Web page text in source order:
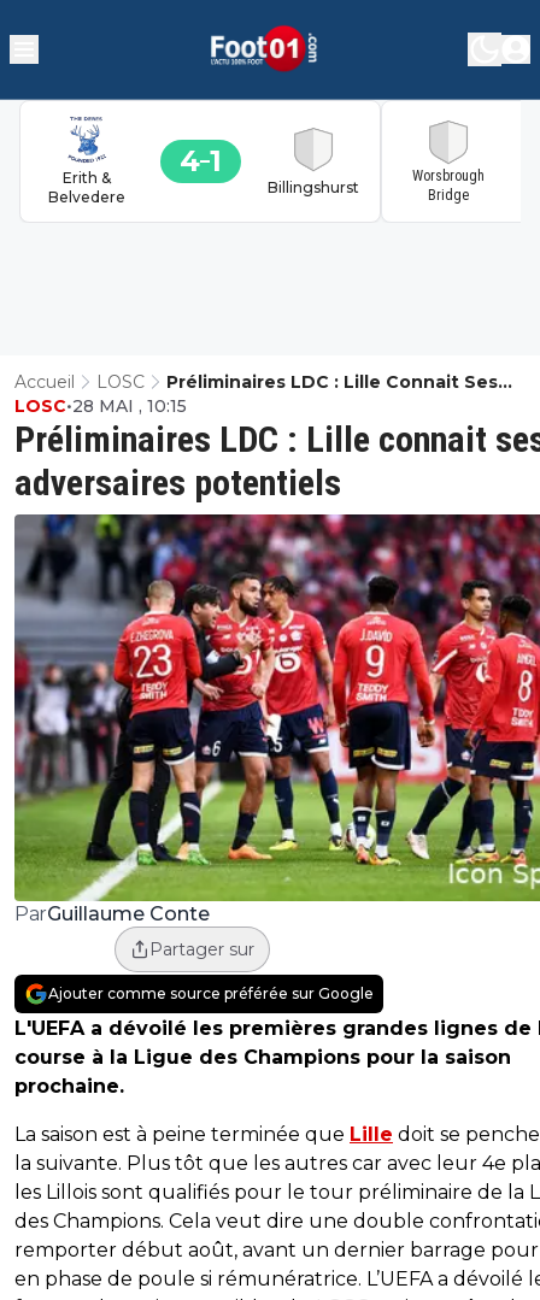
Erith &
Belvedere
4 1
Billingshurst
Worsbrough
Bridge
Accueil LOSC
Préliminaires LDC : Lille Connait Ses
Adversaires Potentiels
Préliminaires LDC : Lille connait
adversaires potentiels
LOSC•28 MAI , 10:15
ParGuillaume Conte
Partager sur
Ajouter comme source préférée sur Google
L'UEFA a dévoilé les premières grandes lignes de
course à la Ligue des Champions pour la saison
prochaine.
La saison est à peine terminée que Lille doit se
la suivante. Plus tôt que les autres car avec leur 4e
les Lillois sont qualifiés pour le tour préliminaire de la
des Champions. Cela veut dire une double
remporter début août, avant un dernier barrage
en phase de poule si rémunératrice. L’UEFA a dévoilé